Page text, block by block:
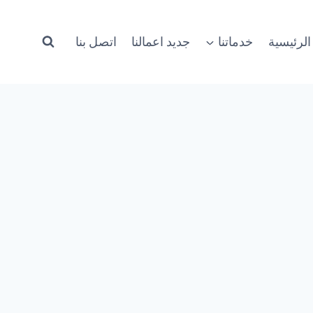
الرئيسية خدماتنا جديد اعمالنا اتصل بنا